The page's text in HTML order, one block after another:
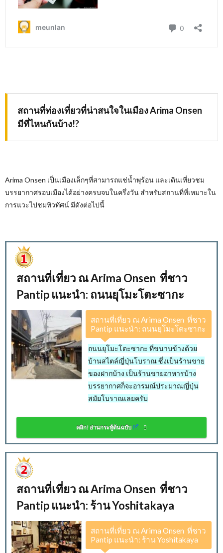
สถานที่ท่องเที่ยวที่น่าสนใจในเมืองArima Onsen
มีที่ไหนกันบ้าง!?
Arima Onsen เป็นเมืองเล็กๆที่สามารถแช่น้ำพุร้อน และเดินเที่ยวชม
บรรยากาศรอบเมืองได้อย่างครบจบในครึ่งวัน สำหรับสถานที่ที่เหมาะใน
การแวะไปชมทิวทัศน์ มีดังต่อไปนี้
สถานที่เที่ยว ณ Arima Onsen ที่ชาว
Pantip แนะนำ: ถนนยุโมะโตะซากะ
สถานที่เที่ยว ณ Arima Onsen ที่ชาว
Pantip แนะนำ: ถนนยุโมะโตะซากะ
ถนนยุโมะโตะซากะ ที่ขนาบข้างด้วย
บ้านสไตล์ญี่ปุ่นโบราณ ซึ่งเป็นร้านขาย
ของฝากบ้าง เป็นร้านขายอาหารบ้าง
บรรยากาศก็จะอารมณ์ประมาณญี่ปุ่น
สมัยโบราณเลยครับ
คลิก! อ่านกระทู้ต้นฉบับ
สถานที่เที่ยว ณ Arima Onsen ที่ชาว
Pantip แนะนำ: ร้าน Yoshitakaya
สถานที่เที่ยว ณ Arima Onsen ที่ชาว
Pantip แนะนำ: ร้าน Yoshitakaya